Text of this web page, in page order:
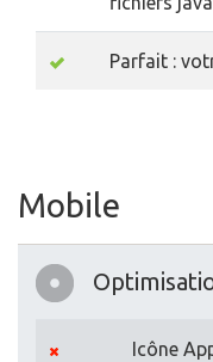
Parfait :
Mobile
Icône